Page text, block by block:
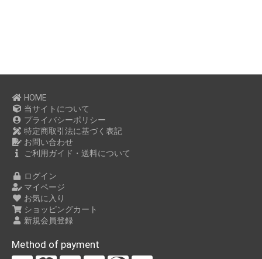
HOME
当サイトについて
プライバシーポリシー
特定商取引法に基づく表記
お問い合わせ
ご利用ガイド・送料について
ログイン
マイページ
お気に入り
ショッピングカート
新規会員登録
Method of payment